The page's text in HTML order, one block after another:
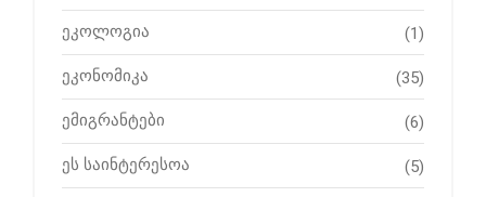
ეკოლოგია (1)
ეკონომიკა (35)
ემიგრანტები (6)
ეს საინტერესოა (5)